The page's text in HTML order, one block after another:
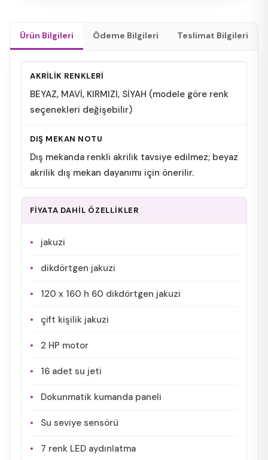
Ürün Bilgileri Ödeme Bilgileri Teslimat Bilgileri
AKRİLİK RENKLERİ
BEYAZ, MAVİ, KIRMIZI, SİYAH (modele göre renk
seçenekleri değişebilir)
DIŞ MEKAN NOTU
Dış mekanda renkli akrilik tavsiye edilmez; beyaz
akrilik dış mekan dayanımı için önerilir.
FİYATA DAHİL ÖZELLİKLER
jakuzi
dikdörtgen jakuzi
120 x 160 h 60 dikdörtgen jakuzi
çift kişilik jakuzi
2 HP motor
16 adet su jeti
Dokunmatik kumanda paneli
Su seviye sensörü
7 renk LED aydınlatma